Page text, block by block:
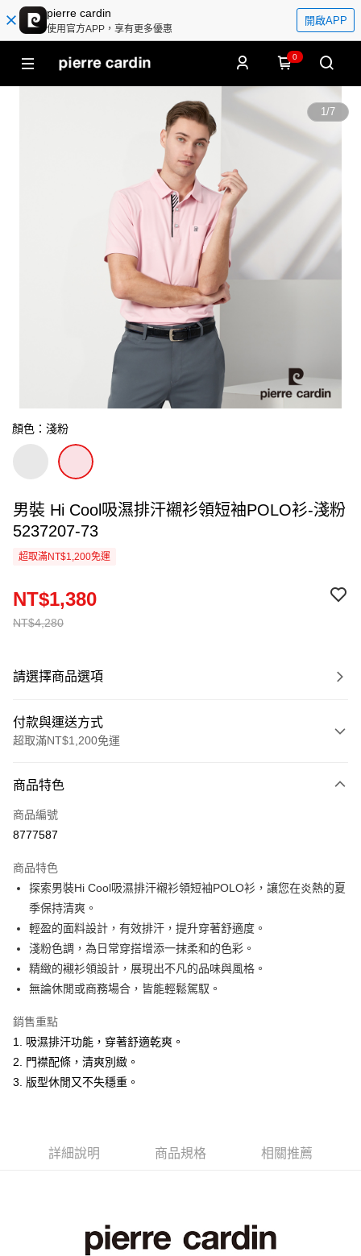
pierre cardin
使用官方APP，享有更多優惠
開啟APP
0
1/7
顏色：淺粉
男裝 Hi Cool吸濕排汗襯衫領短袖POLO衫-淺粉
5237207-73
超取滿NT$1,200免運
NT$4,280
NT$1,380
請選擇商品選項
付款與運送方式
超取滿NT$1,200免運
信用卡一次付款
超商取貨付款
Apple Pay
悠遊付
Google Pay
ATM付款
全家取貨付款
每筆NT$60，滿NT$1,200(含以上)免運費
付款後全家取貨
商品特色
商品編號
8777587
商品特色
探索男裝Hi Cool吸濕排汗襯衫領短袖POLO衫，讓您在炎熱的夏
季保持清爽。
輕盈的面料設計，有效排汗，提升穿著舒適度。
淺粉色調，為日常穿搭增添一抹柔和的色彩。
精緻的襯衫領設計，展現出不凡的品味與風格。
無論休閒或商務場合，皆能輕鬆駕馭。
銷售重點
1. 吸濕排汗功能，穿著舒適乾爽。
2. 門襟配條，清爽別緻。
3. 版型休閒又不失穩重。
詳細說明 商品規格 相關推薦